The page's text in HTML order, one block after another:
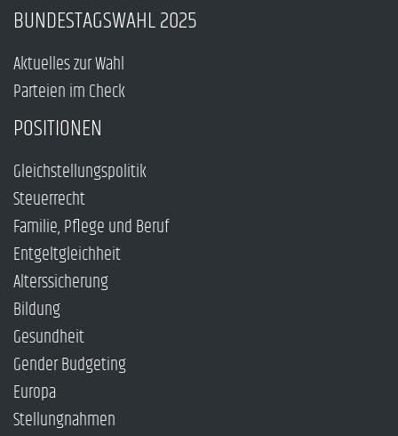
BUNDESTAGSWAHL 2025
Aktuelles zur Wahl
Parteien im Check
POSITIONEN
Gleichstellungspolitik
Steuerrecht
Familie, Pflege und Beruf
Entgeltgleichheit
Alterssicherung
Bildung
Gesundheit
Gender Budgeting
Europa
Stellungnahmen